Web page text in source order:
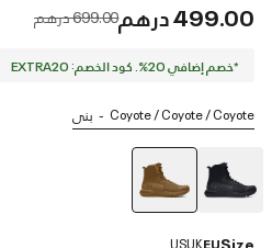
499.00 درهم Price reduced from
699.00 درهم to
*خصم إضافي 20%. كود الخصم: EXTRA20
Coyote / Coyote / Coyote بنى
Size
EU
UK
US